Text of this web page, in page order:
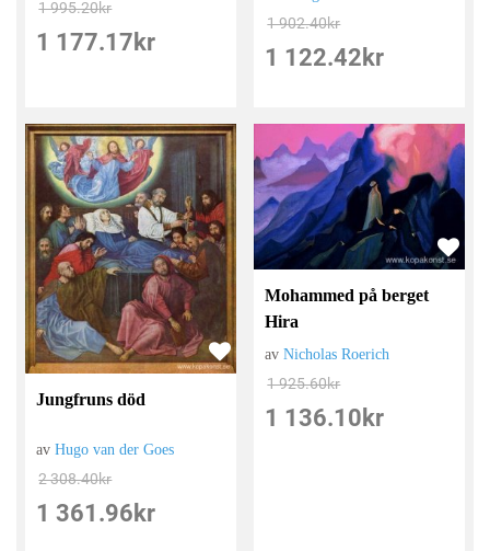
1 995.20kr
1 177.17 kr
1 902.40kr
1 122.42 kr
Jungfruns död
avHugo van der Goes
2 308.40kr
1 361.96 kr
Mohammed på berget
Hira
avNicholas Roerich
1 925.60kr
1 136.10 kr